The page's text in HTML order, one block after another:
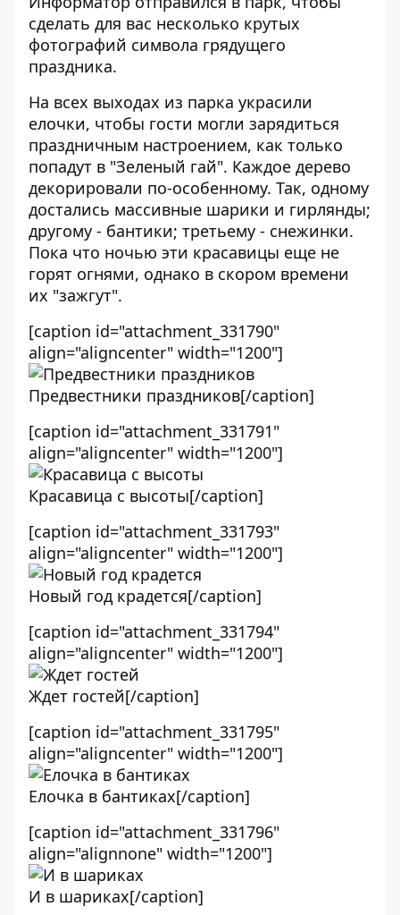
сделать для вас несколько крутых
фотографий символа грядущего
праздника.
На всех выходах из парка украсили
елочки, чтобы гости могли зарядиться
праздничным настроением, как только
попадут в "Зеленый гай". Каждое дерево
декорировали по-особенному. Так, одному
достались массивные шарики и гирлянды;
другому - бантики; третьему - снежинки.
Пока что ночью эти красавицы еще не
горят огнями, однако в скором времени
их "зажгут".
[caption id="attachment_331790"
align="aligncenter" width="1200"]
Предвестники праздников[/caption]
[caption id="attachment_331791"
align="aligncenter" width="1200"]
Красавица с высоты[/caption]
[caption id="attachment_331793"
align="aligncenter" width="1200"]
Новый год крадется[/caption]
[caption id="attachment_331794"
align="aligncenter" width="1200"]
Ждет гостей[/caption]
[caption id="attachment_331795"
align="aligncenter" width="1200"]
Елочка в бантиках[/caption]
[caption id="attachment_331796"
align="alignnone" width="1200"]
И в шариках[/caption]